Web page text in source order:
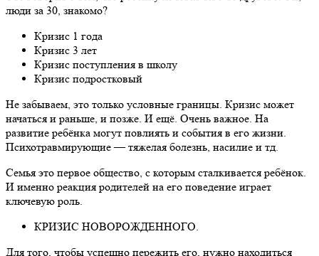
люди за 30, знакомо?
Кризис 1 года
Кризис 3 лет
Кризис поступления в школу
Кризис подростковый
Не забываем, это только условные границы. Кризис может
начаться и раньше, и позже. И ещё. Очень важное. На
развитие ребёнка могут повлиять и события в его жизни.
Психотравмирующие — тяжелая болезнь, насилие и тд.
Семья это первое общество, с которым сталкивается ребёнок.
И именно реакция родителей на его поведение играет
ключевую роль.
КРИЗИС НОВОРОЖДЕННОГО.
Для того, чтобы успешно пережить его, нужно находиться